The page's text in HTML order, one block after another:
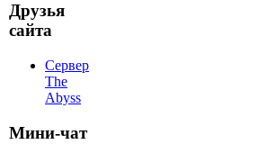
Друзья
сайта
Сервер
The
Abyss
Мини-чат